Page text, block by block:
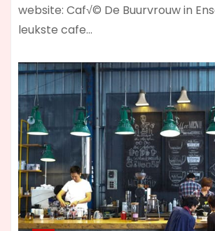
website: Caf√© De Buurvrouw in
leukste cafe…